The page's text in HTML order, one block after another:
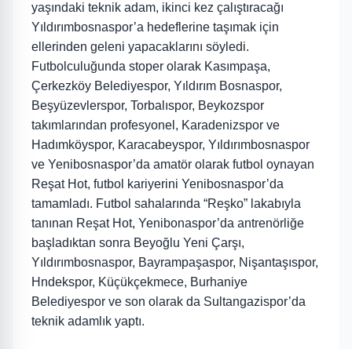
yaşındaki teknik adam, ikinci kez çalıştıracağı
Yıldırımbosnaspor’a hedeflerine taşımak için
ellerinden geleni yapacaklarını söyledi.
Futbolculuğunda stoper olarak Kasımpaşa,
Çerkezköy Belediyespor, Yıldırım Bosnaspor,
Beşyüzevlerspor, Torbalıspor, Beykozspor
takımlarından profesyonel, Karadenizspor ve
Hadımköyspor, Karacabeyspor, Yıldırımbosnaspor
ve Yenibosnaspor’da amatör olarak futbol oynayan
Reşat Hot, futbol kariyerini Yenibosnaspor’da
tamamladı. Futbol sahalarında “Reşko” lakabıyla
tanınan Reşat Hot, Yenibonaspor’da antrenörliğe
başladıktan sonra Beyoğlu Yeni Çarşı,
Yıldırımbosnaspor, Bayrampaşaspor, Nişantaşıspor,
Hndekspor, Küçükçekmece, Burhaniye
Belediyespor ve son olarak da Sultangazispor’da
teknik adamlık yaptı.